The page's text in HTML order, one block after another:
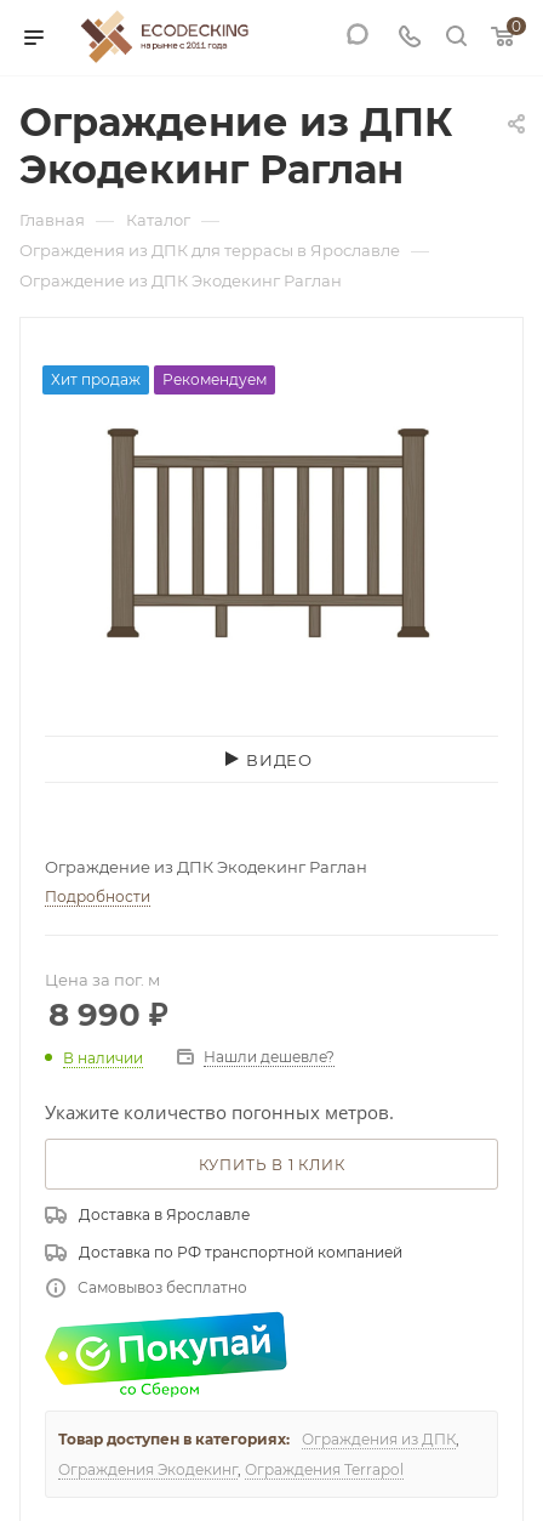
0
Ограждение из ДПК
Экодекинг Раглан
Главная — Каталог —
Ограждения из ДПК для террасы в Ярославле —
Ограждение из ДПК Экодекинг Раглан
Хит продаж Рекомендуем
ВИДЕО
Ограждение из ДПК Экодекинг Раглан
Подробности
Цена за пог. м
8 990 ₽
В наличии Нашли дешевле?
Укажите количество погонных метров.
КУПИТЬ В 1 КЛИК
Доставка в Ярославле
Доставка по РФ транспортной компанией
Самовывоз бесплатно
Товар доступен в категориях: Ограждения из ДПК,
Ограждения Экодекинг, Ограждения Terrapol